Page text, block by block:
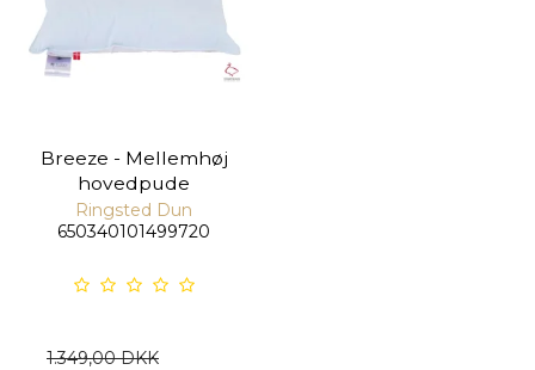
Breeze - Mellemhøj
hovedpude
Ringsted Dun
650340101499720
1.349,00 DKK